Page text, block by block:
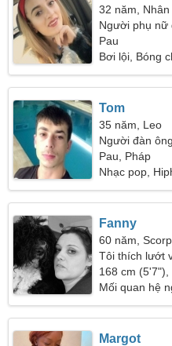
32 năm, Nhân
Người phụ nữ
Pau
Bơi lội, Bóng
Tom
35 năm, Leo
Người đàn
Pau, Pháp
Nhạc pop,
Fanny
60 năm,
Tôi thích lướt
168 cm
Mối quan hệ
Margot